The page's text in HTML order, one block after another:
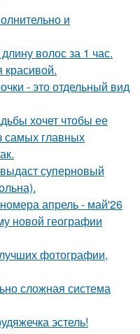
и
волос за 1 час.
красивой.
- это отдельный вид
хочет чтобы ее
самых главных
суперновый
апрель - май'26
новой географии
фотографии,
сложная система
эстель!